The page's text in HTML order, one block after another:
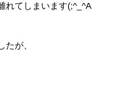
れてしまいます(;^_^A
が、